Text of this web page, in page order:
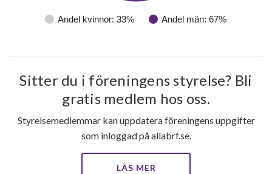
Andel kvinnor: 33% Andel män: 67%
Sitter du i föreningens styrelse? Bli
gratis medlem hos oss.
Styrelsemedlemmar kan uppdatera föreningens uppgifter
som inloggad på allabrf.se.
LÄS MER